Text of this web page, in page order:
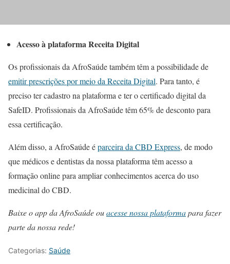
Acesso à plataforma Receita Digital
Os profissionais da AfroSaúde também têm a possibilidade de
emitir prescrições por meio da Receita Digital. Para tanto, é
preciso ter cadastro na plataforma e ter o certificado digital da
SafeID. Profissionais da AfroSaúde têm 65% de desconto para
essa certificação.
Além disso, a AfroSaúde éparceira da CBD Express, de modo
que médicos e dentistas da nossa plataforma têm acesso a
formação online para ampliar conhecimentos acerca do uso
medicinal do CBD.
Baixe o app da AfroSaúde ouacesse nossa plataformapara fazer
parte da nossa rede!
Categorias: Saúde